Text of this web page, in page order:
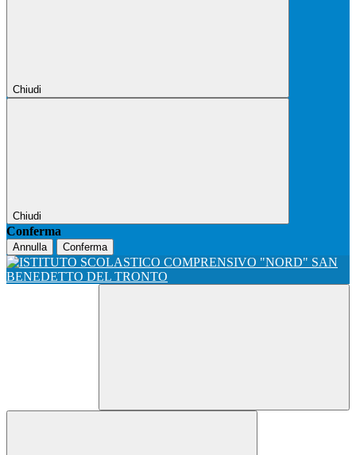
Chiudi
Chiudi
Conferma
Annulla Conferma